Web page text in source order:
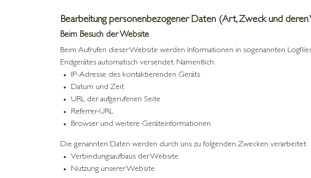
Bearbeitung personenbezogener Daten (Art, Zweck und deren
Beim Besuch der Website
Beim Aufrufen dieser Website werden Informationen in sogenannten
Endgerätes automatisch versendet. Namentlich:
IP-Adresse des kontaktierenden Geräts
Datum und Zeit
URL der aufgerufenen Seite
Referrer-URL
Browser und weitere Geräteinformationen
Die genannten Daten werden durch uns zu folgenden Zwecken verarbeitet:
Verbindungsaufbaus der Website
Nutzung unserer Website